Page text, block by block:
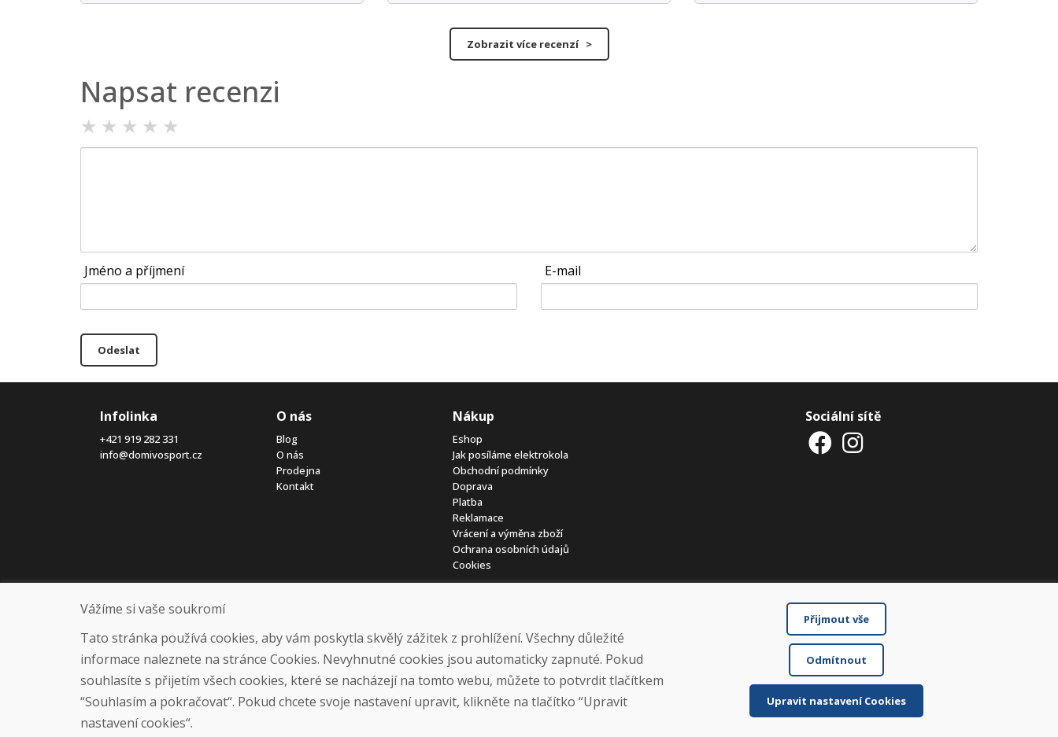
Zobrazit více recenzí >
Napsat recenzi
★ ★ ★ ★ ★
Jméno a příjmení E-mail
Odeslat
Infolinka
+421 919 282 331
info@domivosport.cz
O nás
Blog
O nás
Prodejna
Kontakt
Nákup
Eshop
Jak posíláme elektrokola
Obchodní podmínky
Doprava
Platba
Reklamace
Vrácení a výměna zboží
Ochrana osobních údajů
Cookies
Sociální sítě
© DOMIVOSPORT 2026, všechna práva vyhrazena
DUFEKSOFT tvorba eshopů
Vážíme si vaše soukromí
Tato stránka používá cookies, aby vám poskytla skvělý zážitek z prohlížení. Všechny důležité
informace naleznete na stránce Cookies. Nevyhnutné cookies jsou automaticky zapnuté. Pokud
souhlasíte s přijetím všech cookies, které se nacházejí na tomto webu, můžete to potvrdit tlačítkem
“Souhlasím a pokračovat“. Pokud chcete svoje nastavení upravit, klikněte na tlačítko “Upravit
nastavení cookies“.
Přijmout vše
Odmítnout
Upravit nastavení Cookies